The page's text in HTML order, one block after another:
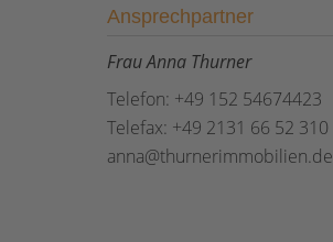
Ansprechpartner
Frau Anna Thurner
Telefon: +49 152 54674423
Telefax: +49 2131 66 52 310
anna@thurnerimmobilien.de